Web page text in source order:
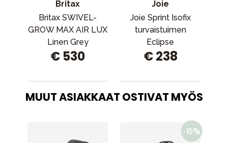
Britax
Britax SWIVEL-
GROW MAX AIR LUX
Linen Grey
€ 530
Joie
Joie Sprint Isofix
turvaistuimen
Eclipse
€ 238
MUUT ASIAKKAAT OSTIVAT MYÖS